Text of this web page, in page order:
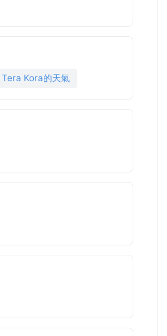
Kora的天氣